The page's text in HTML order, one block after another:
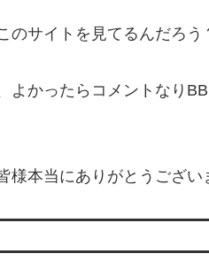
のサイトを見てるんだろ
よかったらコメントなり
様本当にありがとうござい